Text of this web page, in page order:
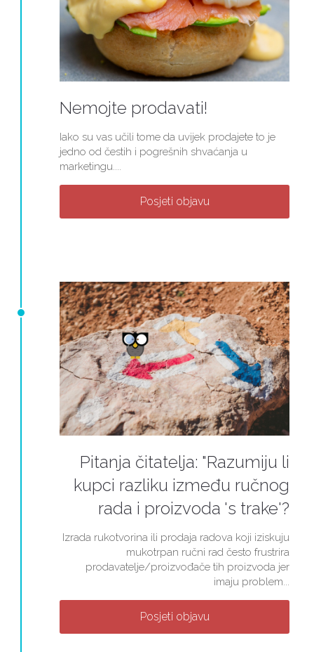
Nemojte prodavati!
Iako su vas učili tome da uvijek prodajete to je
jedno od čestih i pogrešnih shvaćanja u
marketingu....
Posjeti objavu
Pitanja čitatelja: "Razumiju li
kupci razliku između ručnog
rada i proizvoda 's trake'?
Izrada rukotvorina ili prodaja radova koji iziskuju
mukotrpan ručni rad često frustrira
prodavatelje/proizvođače tih proizvoda jer
imaju problem...
Posjeti objavu